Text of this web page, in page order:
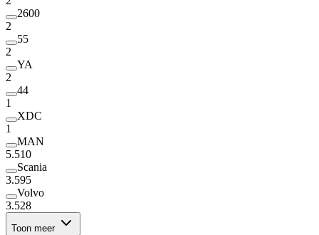
2600
2
55
2
YA
2
44
1
XDC
1
MAN
5.510
Scania
3.595
Volvo
3.528
Toon meer